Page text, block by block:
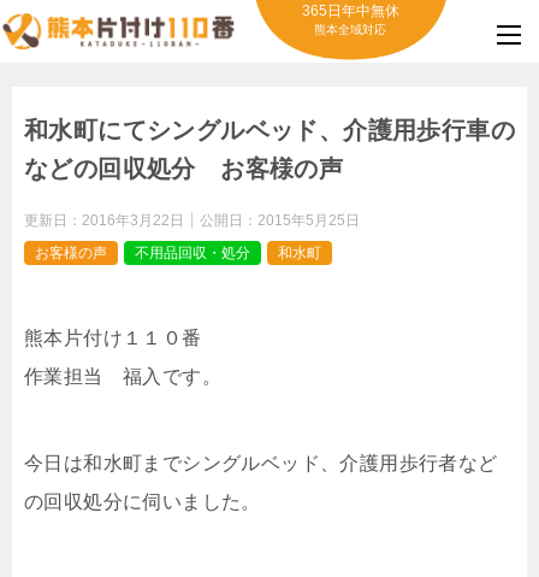
365日年中無休
熊本全域対応
和水町にてシングルベッド、介護用歩行車の
などの回収処分 お客様の声
更新日： 2016年3月22日 公開日： 2015年5月25日
お客様の声
不用品回収・処分 和水町
熊本片付け１１０番
作業担当 福入です。
今日は和水町までシングルベッド、介護用歩行者など
の回収処分に伺いました。